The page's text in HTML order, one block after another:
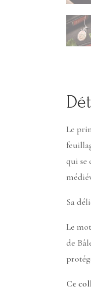
Le
qui se
Sa
Le
de
Ce